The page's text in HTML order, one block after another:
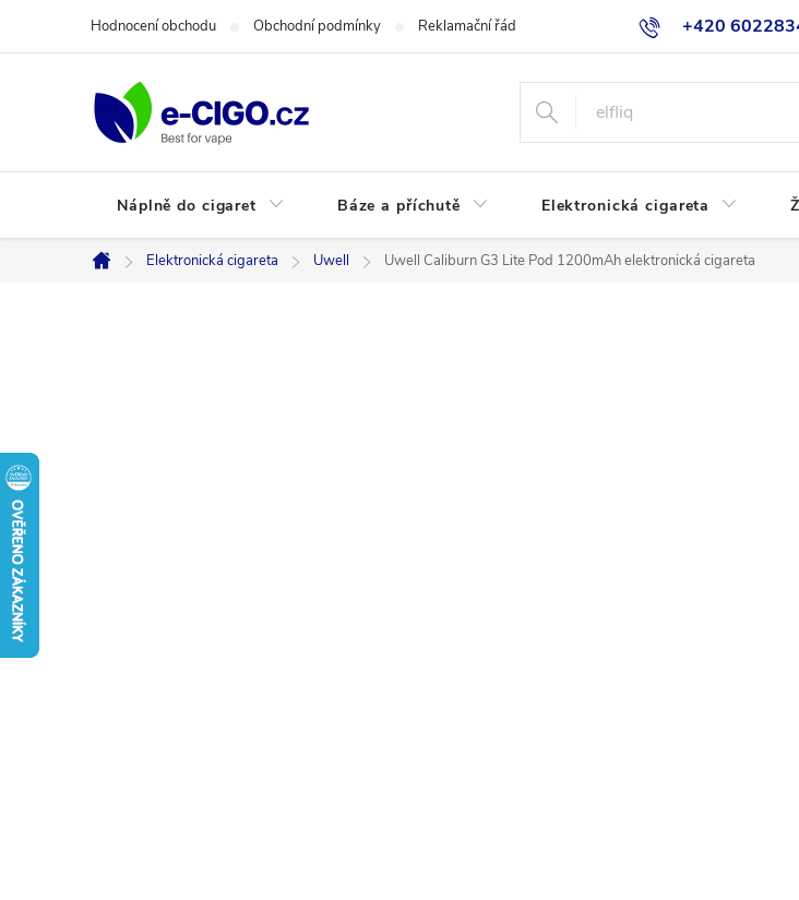
+420
Hodnocení obchodu Obchodní podmínky Reklamační řád Jak nakupovat
Náplně do cigaret Báze a příchutě Elektronická cigareta
Domů
Elektronická cigareta Uwell Uwell Caliburn G3 Lite Pod 1200mAh elektronická cigareta